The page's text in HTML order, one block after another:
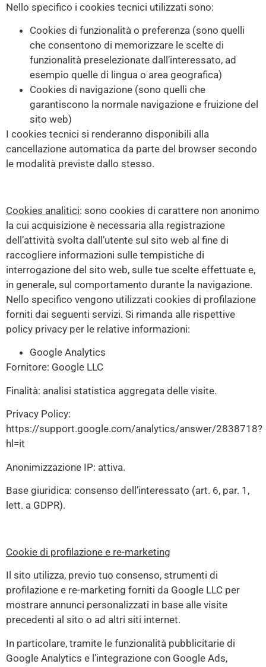
Nello specifico i cookies tecnici utilizzati sono:
Cookies di funzionalità o preferenza (sono quelli
che consentono di memorizzare le scelte di
funzionalità preselezionate dall’interessato, ad
esempio quelle di lingua o area geografica)
Cookies di navigazione (sono quelli che
garantiscono la normale navigazione e fruizione del
sito web)
I cookies tecnici si renderanno disponibili alla
cancellazione automatica da parte del browser secondo
le modalità previste dallo stesso.
Cookies analitici: sono cookies di carattere non anonimo
la cui acquisizione è necessaria alla registrazione
dell’attività svolta dall’utente sul sito web al fine di
raccogliere informazioni sulle tempistiche di
interrogazione del sito web, sulle tue scelte effettuate e,
in generale, sul comportamento durante la navigazione.
Nello specifico vengono utilizzati cookies di profilazione
forniti dai seguenti servizi. Si rimanda alle rispettive
policy privacy per le relative informazioni:
Google Analytics
Fornitore: Google LLC
Finalità: analisi statistica aggregata delle visite.
Privacy Policy:
https://support.google.com/analytics/answer/2838718?
hl=it
Anonimizzazione IP: attiva.
Base giuridica: consenso dell’interessato (art. 6, par. 1,
lett. a GDPR).
Cookie di profilazione e re-marketing
Il sito utilizza, previo tuo consenso, strumenti di
profilazione e re-marketing forniti da Google LLC per
mostrare annunci personalizzati in base alle visite
precedenti al sito o ad altri siti internet.
In particolare, tramite le funzionalità pubblicitarie di
Google Analytics e l’integrazione con Google Ads,